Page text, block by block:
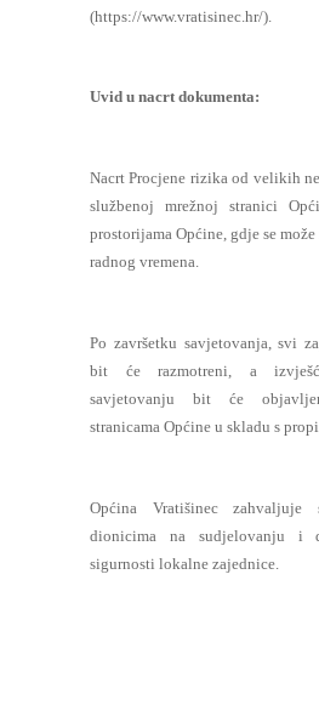
(https://www.vratisinec.hr/).
Uvid u nacrt dokumenta:
Nacrt Procjene rizika od velikih
službenoj mrežnoj stranici
prostorijama Općine, gdje se
radnog vremena.
Po završetku savjetovanja, svi
bit će razmotreni, a
savjetovanju bit će
stranicama Općine u skladu s
Općina Vratišinec
dionicima na sudjelovanju i
sigurnosti lokalne zajednice.